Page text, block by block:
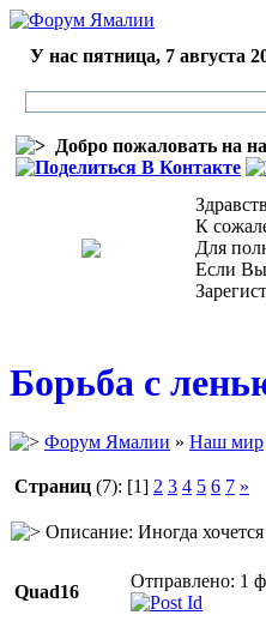
У нас пятница, 7 августа
Добро пожаловать на
К
Для
Если Вы
Борьба с
Форум Ямалии » Наш мир
Страниц (7): [1] 2 3 4 5 6 7 »
Описание: Иногда
Quad16
Отправлено: 1